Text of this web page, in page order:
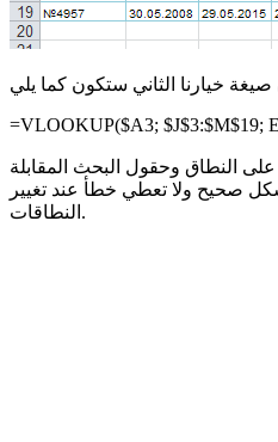
=VLOOKUP($A3; $J$3:$M$19;
النطاق وحقول البحث المقابلة
صحيح ولا تعطي خطأ عند تغيير
النطاقات.